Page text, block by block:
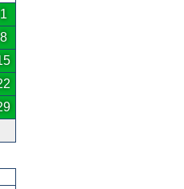
1
8